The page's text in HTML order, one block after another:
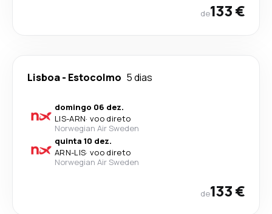
de133 €
Lisboa- Estocolmo 5 dias
domingo 06 dez.
LIS-ARN· voo direto
Norwegian Air Sweden
quinta 10 dez.
ARN-LIS· voo direto
Norwegian Air Sweden
de133 €